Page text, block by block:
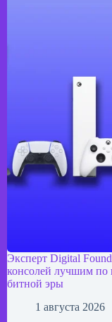
Эксперт Digital
консолей лучшим по
битной эры
1 августа 2026